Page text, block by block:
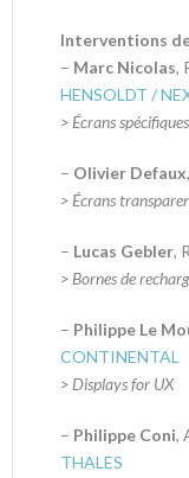
Interventions
– Marc Nicolas,
HENSOLDT /
> Écrans
– Olivier Defaux
> Écrans
– Lucas Gebler,
> Bornes de
– Philippe Le
CONTINENTAL
> Displays for UX
– Philippe Coni,
THALES